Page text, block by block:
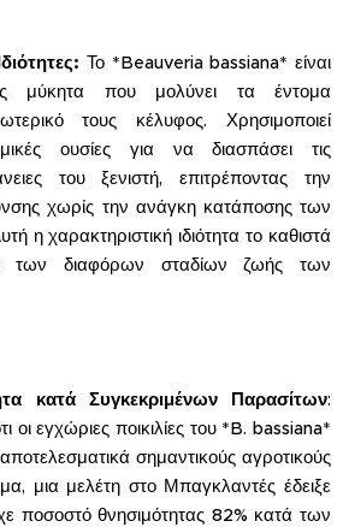
Το *Beauveria bassiana* είναι
μύκητα που μολύνει τα έντομα
τους κέλυφος. Χρησιμοποιεί
ουσίες για να διασπάσει τις
του ξενιστή, επιτρέποντας την
χωρίς την ανάγκη κατάποσης των
η χαρακτηριστική ιδιότητα το καθιστά
των διαφόρων σταδίων ζωής των
κατά Συγκεκριμένων Παρασίτων:
οι εγχώριες ποικιλίες του *B. bassiana*
σημαντικούς αγροτικούς
μια μελέτη στο Μπαγκλαντές έδειξε
ποσοστό θνησιμότητας 82% κατά των